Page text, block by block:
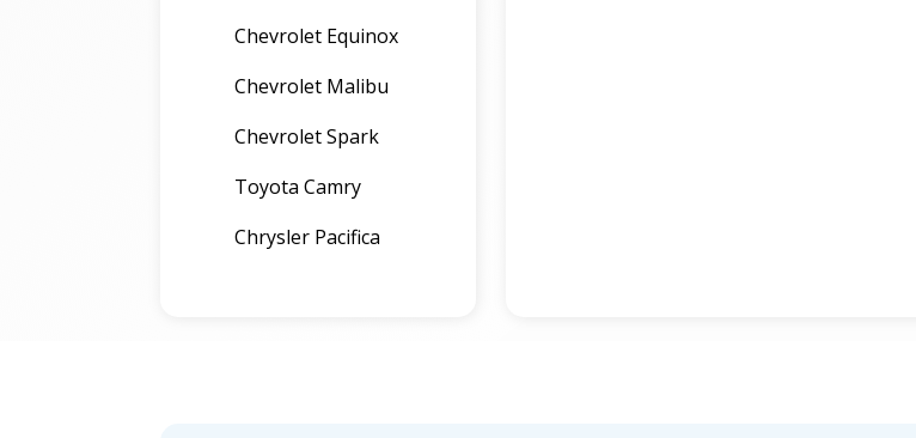
Chevrolet Equinox
Chevrolet Malibu
Chevrolet Spark
Toyota Camry
Chrysler Pacifica